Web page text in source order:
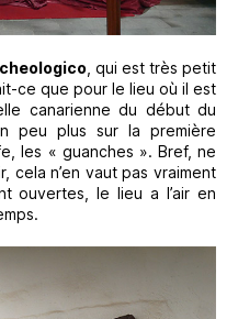
, qui est très petit
ce que pour le lieu où il est
canarienne du début du
peu plus sur la première
les « guanches ». Bref, ne
cela n’en vaut pas vraiment
ouvertes, le lieu a l’air en